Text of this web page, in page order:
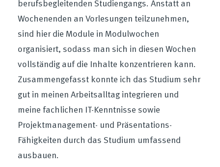
berufsbegleitenden Studiengangs. Anstatt an
Wochenenden an Vorlesungen teilzunehmen,
sind hier die Module in Modulwochen
organisiert, sodass man sich in diesen Wochen
vollständig auf die Inhalte konzentrieren kann.
Zusammengefasst konnte ich das Studium sehr
gut in meinen Arbeitsalltag integrieren und
meine fachlichen IT-Kenntnisse sowie
Projektmanagement- und Präsentations-
Fähigkeiten durch das Studium umfassend
ausbauen.